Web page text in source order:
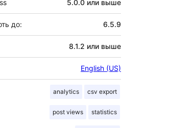
5.0.0 или выше
до: 6.5.9
8.1.2 или выше
English (US)
analytics csv export
post views statistics